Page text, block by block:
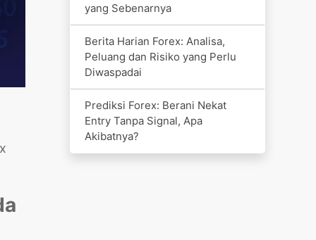
yang Sebenarnya
Berita Harian Forex: Analisa,
Peluang dan Risiko yang Perlu
Diwaspadai
Prediksi Forex: Berani Nekat
Entry Tanpa Signal, Apa
Akibatnya?